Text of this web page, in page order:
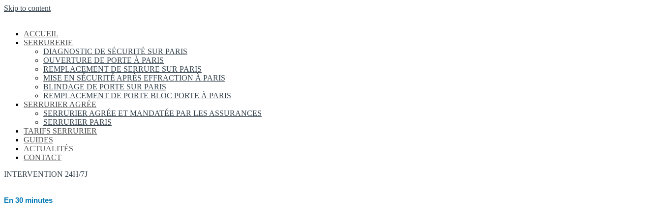
Skip to content
ACCUEIL
SERRURERIE
DIAGNOSTIC DE SÉCURITÉ SUR PARIS
OUVERTURE DE PORTE À PARIS
REMPLACEMENT DE SERRURE SUR PARIS
MISE EN SÉCURITÉ APRÈS EFFRACTION À PARIS
BLINDAGE DE PORTE SUR PARIS
REMPLACEMENT DE PORTE BLOC PORTE À PARIS
SERRURIER AGRÉE
SERRURIER AGRÉE ET MANDATÉE PAR LES ASSURANCES
SERRURIER PARIS
TARIFS SERRURIER
GUIDES
ACTUALITÉS
CONTACT
INTERVENTION 24H/7J
En 30 minutes